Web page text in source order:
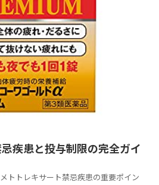
疾患と投与制限の完全ガイ